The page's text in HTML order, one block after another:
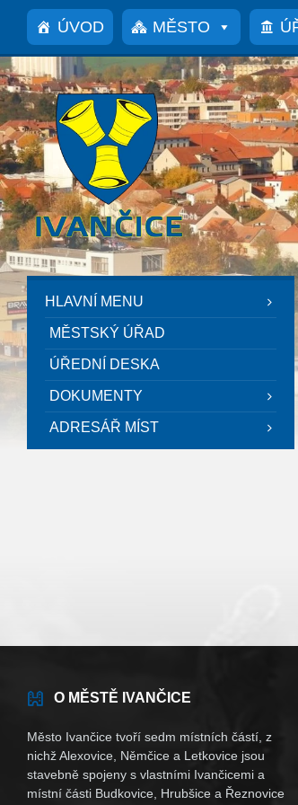
Přeskočit
obsah
Přeskočit
panel
Přeskočit
patičku
ÚVOD MĚSTO
HLAVNÍ MENU
MĚSTSKÝ ÚŘAD
ÚŘEDNÍ DESKA
DOKUMENTY
ADRESÁŘ MÍST
O MĚSTĚ IVANČICE
Město Ivančice tvoří sedm místních částí, z
nichž Alexovice, Němčice a Letkovice jsou
stavebně spojeny s vlastními Ivančicemi a
místní části Budkovice, Hrubšice a Řeznovice